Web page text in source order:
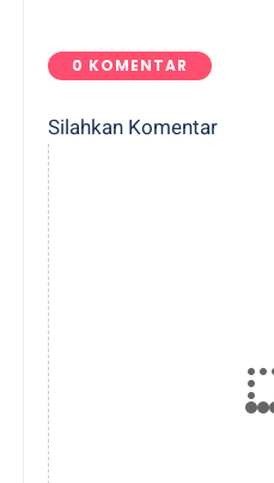
0 KOMENTAR
Silahkan Komentar